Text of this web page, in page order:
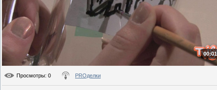
Просмотры: 0 PROделки